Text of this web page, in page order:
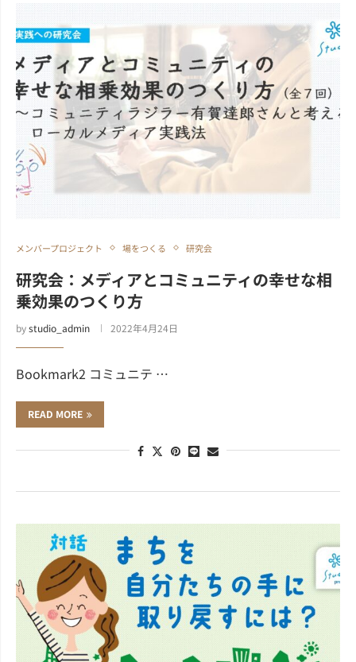
メンバープロジェクト 場をつくる 研究会
研究会：メディアとコミュニティの幸せな相
乗効果のつくり方
bystudio_admin 2022年4月24日
Bookmark2 コミュニテ …
READ MORE